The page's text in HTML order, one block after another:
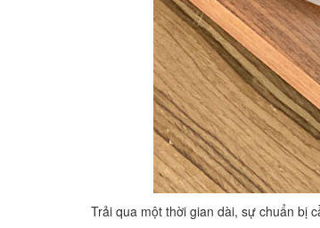
Trải qua một thời gian dài, sự chuẩn bị